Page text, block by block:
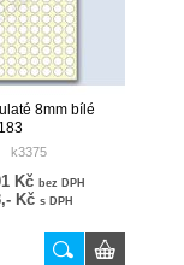
8mm bílé
k3375
Kč bez DPH
Kč s DPH